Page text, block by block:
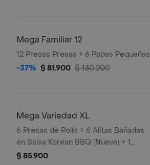
Mega Familiar 12
12 Presas Presas + 6 Papas Pequeñas
-37% $ 81.900 $ 130.200
Mega Variedad XL
6 Presas de Pollo + 6 Alitas Bañadas
en Salsa Korean BBQ (Nueva) + 1
PopCorn Mediano + 4 Tenders (Tiras
$ 85.900